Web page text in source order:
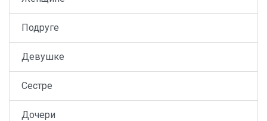
Подруге
Девушке
Сестре
Дочери